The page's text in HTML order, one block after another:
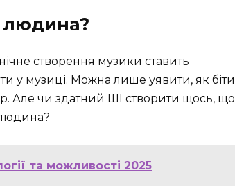
людина?
створення музики ставить
у музиці. Можна лише уявити, як біти
Але чи здатний ШІ створити щось, що
та можливості 2025